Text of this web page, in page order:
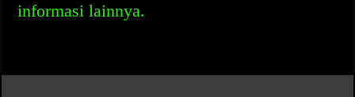
informasi lainnya.